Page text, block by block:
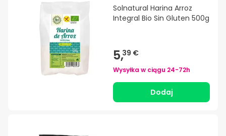
Solnatural Harina Arroz
Integral Bio Sin Gluten 500g
5,39 €
Wysyłka w ciągu 24-72h
Dodaj